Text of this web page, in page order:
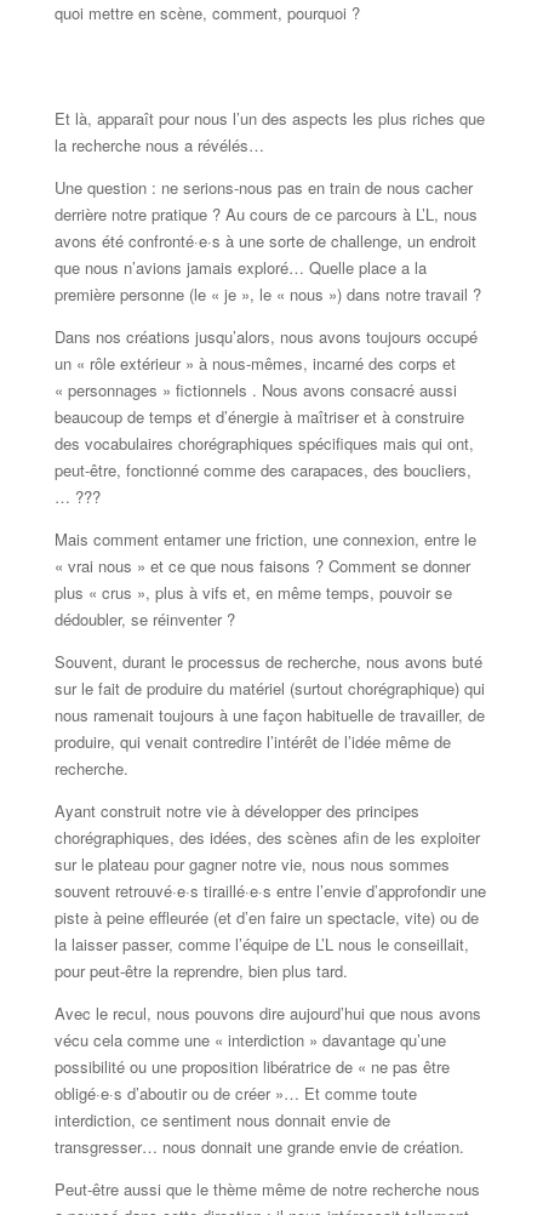
quoi mettre en scène, comment, pourquoi ?
Et là, apparaît pour nous l’un des aspects les plus riches que
la recherche nous a révélés…
Une question : ne serions-nous pas en train de nous cacher
derrière notre pratique ? Au cours de ce parcours à L’L, nous
avons été confronté·e·s à une sorte de challenge, un endroit
que nous n’avions jamais exploré… Quelle place a la
première personne (le « je », le « nous ») dans notre travail ?
Dans nos créations jusqu’alors, nous avons toujours occupé
un « rôle extérieur » à nous-mêmes, incarné des corps et
« personnages » fictionnels . Nous avons consacré aussi
beaucoup de temps et d’énergie à maîtriser et à construire
des vocabulaires chorégraphiques spécifiques mais qui ont,
peut-être, fonctionné comme des carapaces, des boucliers,
… ???
Mais comment entamer une friction, une connexion, entre le
« vrai nous » et ce que nous faisons ? Comment se donner
plus « crus », plus à vifs et, en même temps, pouvoir se
dédoubler, se réinventer ?
Souvent, durant le processus de recherche, nous avons buté
sur le fait de produire du matériel (surtout chorégraphique) qui
nous ramenait toujours à une façon habituelle de travailler, de
produire, qui venait contredire l’intérêt de l’idée même de
recherche.
Ayant construit notre vie à développer des principes
chorégraphiques, des idées, des scènes afin de les exploiter
sur le plateau pour gagner notre vie, nous nous sommes
souvent retrouvé·e·s tiraillé·e·s entre l’envie d’approfondir une
piste à peine effleurée (et d’en faire un spectacle, vite) ou de
la laisser passer, comme l’équipe de L’L nous le conseillait,
pour peut-être la reprendre, bien plus tard.
Avec le recul, nous pouvons dire aujourd’hui que nous avons
vécu cela comme une « interdiction » davantage qu’une
possibilité ou une proposition libératrice de « ne pas être
obligé·e·s d’aboutir ou de créer »… Et comme toute
interdiction, ce sentiment nous donnait envie de
transgresser… nous donnait une grande envie de création.
Peut-être aussi que le thème même de notre recherche nous